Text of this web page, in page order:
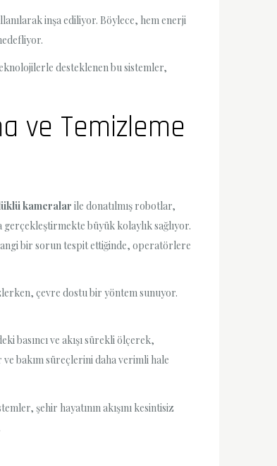
inşa ediliyor. Böylece, hem enerji
desteklenen bu sistemler,
ve Temizleme
kameralar ile donatılmış robotlar,
büyük kolaylık sağlıyor.
bir sorun tespit ettiğinde, operatörlere
çevre dostu bir yöntem sunuyor.
basıncı ve akışı sürekli ölçerek,
bakım süreçlerini daha verimli hale
şehir hayatının akışını kesintisiz